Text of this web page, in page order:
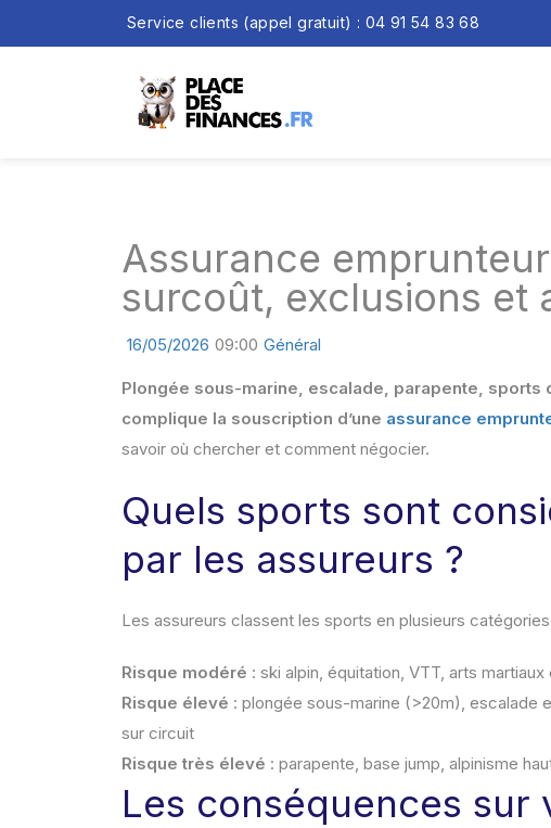
Service clients (appel gratuit) : 04 91 54 83 68
Assurance
surcoût, exclusions et
16/05/2026 09:00 Général
Plongée sous-marine, escalade, parapente, sports
complique la souscription d’une assurance
savoir où chercher et comment négocier.
Quels sports sont
par les assureurs ?
Les assureurs classent les sports en plusieurs
Risque modéré : ski alpin, équitation, VTT, arts martiaux
Risque élevé : plongée sous-marine (>20m), escalade
sur circuit
Risque très élevé : parapente, base jump, alpinisme
Les conséquences sur